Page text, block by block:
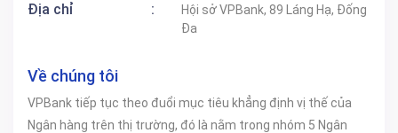
Địa chỉ :
Hội sở VPBank, 89 Láng Hạ, Đống
Đa
Về chúng tôi
VPBank tiếp tục theo đuổi mục tiêu khẳng định vị thế của
Ngân hàng trên thị trường, đó là nằm trong nhóm 5 Ngân